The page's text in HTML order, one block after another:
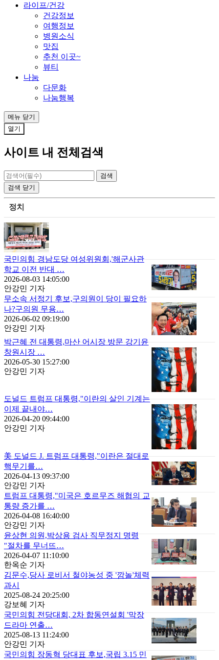
라이프/건강
건강정보
여행정보
병원소식
맛집
추천 이곳~
뷰티
나눔
다문화
나눔행복
메뉴 닫기
열기
사이트 내 전체검색
검색 닫기
정치
국민의힘 경남도당 여성위원회,'해군사관
학교 이전 반대 …
2026-08-03 14:05:00
안강민 기자
무소속 서정기 후보,구의원이 당이 필요하
나?구의원 무용…
2026-06-02 09:19:00
안강민 기자
박근혜 전 대통령,마산 어시장 방문 강기윤
창원시장 …
2026-05-30 15:27:00
안강민 기자
도널드 트럼프 대통령,"이란의 살인 기계는
이제 끝내야…
2026-04-20 09:44:00
안강민 기자
美 도널드 J. 트럼프 대통령,"이란은 절대로
핵무기를…
2026-04-13 09:37:00
안강민 기자
트럼프 대통령,"미국은 호르무즈 해협의 교
통량 증가를 …
2026-04-08 16:40:00
안강민 기자
윤상현 의원,박상용 검사 직무정지 명령
"절차를 무너뜨…
2026-04-07 11:10:00
한옥순 기자
김문수,당사 로비서 철야농성 중 '깜놀'체력
과시
2025-08-24 20:25:00
강보혜 기자
국민의힘 전당대회, 2차 합동연설회 '막장
드라마 연출…
2025-08-13 11:24:00
안강민 기자
국민의힘 장동혁 당대표 후보,국립 3.15 민